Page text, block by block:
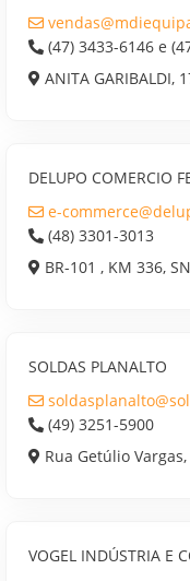
(47) 3433-6146 e
ANITA GARIBALDI,
DELUPO COMERCIO
e-
(48) 3301-3013
BR-101 , KM 336,
SOLDAS PLANALTO
(49) 3251-5900
Rua Getúlio
VOGEL INDÚSTRIA E